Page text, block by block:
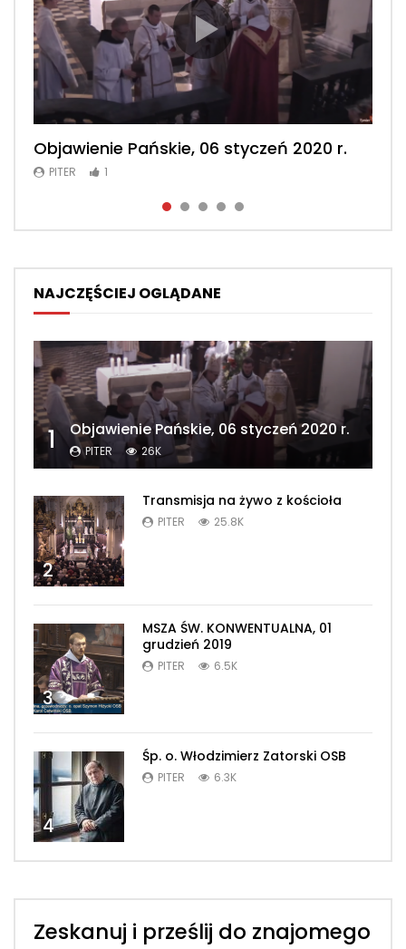
Objawienie Pańskie, 06 styczeń 2020 r.
PITER 1
Msza św. konwentualna, 2 luty 2020 r.
PITER 1
Msza św. konwentualna, 23 luty 2020 r.
PITER 1
Msza św. konwentualna, 2 maj 2020 r.
PITER 1
Msza św. konwentualna, 26 kwiecień
2020 r.
NAJCZĘŚCIEJ OGLĄDANE
1 Objawienie Pańskie, 06 styczeń 2020 r.
PITER 26K
2
Transmisja na żywo z kościoła
PITER 25.8K
3
MSZA ŚW. KONWENTUALNA, 01
grudzień 2019
PITER 6.5K
4
Śp. o. Włodzimierz Zatorski OSB
PITER 6.3K
Zeskanuj i prześlij do znajomego